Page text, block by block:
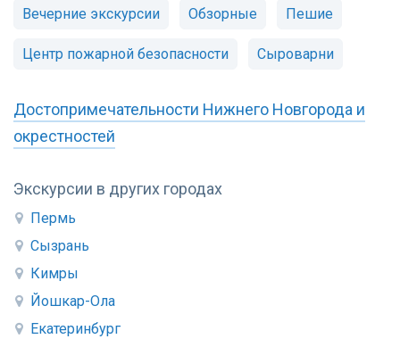
Экскурсии в других городах
Пермь
Сызрань
Кимры
Йошкар-Ола
Екатеринбург
Вечерние экскурсии Обзорные Пешие
Центр пожарной безопасности Сыроварни
Достопримечательности Нижнего Новгорода и
окрестностей